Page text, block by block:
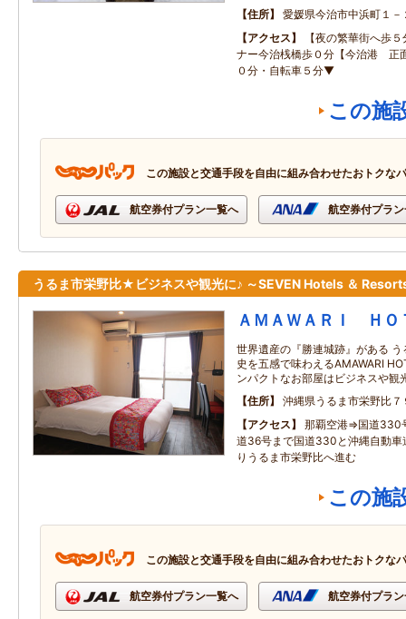
住所
愛媛県今治市中浜町１－
アクセス
【夜の繁華街へ歩
ナー今治桟橋歩０分【今治港 正
０分・自転車５分▼
この施
この施設と交通手段を自由に組み合わせたおトクな
航空券付プラン一覧へ 航空券付プラ
うるま市栄野比★ビジネスや観光に♪ ～SEVEN Hotels ＆
ＡＭＡＷＡＲＩ ＨＯ
世界遺産の『勝連城跡』がある
史を五感で味わえるAMAWARI
ンパクトなお部屋はビジネスや観
住所
沖縄県うるま市栄野比７
アクセス
那覇空港⇒国道330
道36号まで国道330と沖縄自動車
りうるま市栄野比へ進む
この施
この施設と交通手段を自由に組み合わせたおトクな
航空券付プラン一覧へ 航空券付プラ